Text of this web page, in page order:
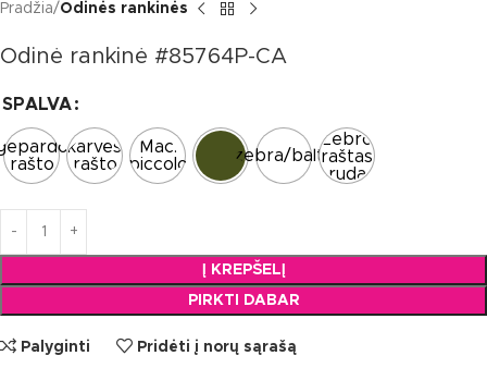
Pradžia Odinės rankinės
Odinė rankinė #85764P-CA
SPALVA
rašto
karvės
rašto
Mac.
piccolo
zebra/balta
Zebro
raštas
ruda
Į KREPŠELĮ
PIRKTI DABAR
Palyginti Pridėti į norų sąrašą